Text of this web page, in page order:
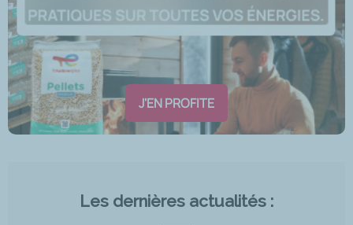
J'EN PROFITE
Les dernières actualités :